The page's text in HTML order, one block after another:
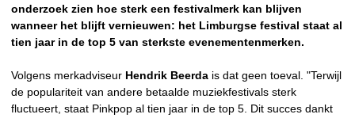
onderzoek zien hoe sterk een festivalmerk kan blijven
wanneer het blijft vernieuwen: het Limburgse festival staat al
tien jaar in de top 5 van sterkste evenementenmerken.
Volgens merkadviseur Hendrik Beerda is dat geen toeval. "Terwijl
de populariteit van andere betaalde muziekfestivals sterk
fluctueert, staat Pinkpop al tien jaar in de top 5. Dit succes dankt